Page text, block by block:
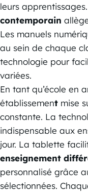
leurs
contemporain
Les manuels
au sein de chaque
technologie pour
variées.
En tant qu’école en
établissement mise
constante. La
indispensable aux
jour. La tablette
enseignement
personnalisé grâce
sélectionnées.